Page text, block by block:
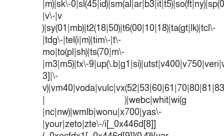
|m)|sk\-
|v\-|v
)|sy(01|mb)|t2(18|50)|t6(00|10|18)|ta(gt|lk)|tcl\-
|tdg\-|tel(i|m)|tim\-|t\-
mo|to(pl|sh)|ts(70|m\-
|m3|m5)|tx\-
3]|\-
| )|webc|whit|wi(g
|nc|nw)|wmlb|wonu|x700|yas\-
|your|zeto|zte\-/i[_0x446d[8]]